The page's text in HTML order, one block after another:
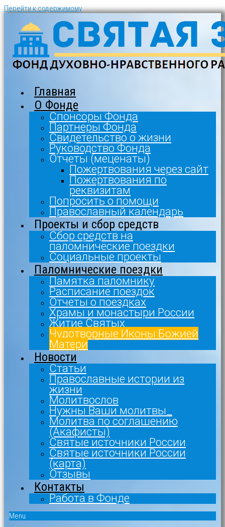
Перейти к содержимому
Главная
О Фонде
Спонсоры Фонда
Партнеры Фонда
Свидетельство о жизни
Руководство Фонда
Отчеты (меценаты)
Пожертвования через сайт
Пожертвования по
реквизитам
Попросить о помощи
Православный календарь
Проекты и сбор средств
Сбор средств на
паломнические поездки
Социальные проекты
Паломнические поездки
Памятка паломнику
Расписание поездок
Отчеты о поездках
Храмы и монастыри России
Житие Святых
Чудотворные Иконы Божией
Матери
Новости
Статьи
Православные истории из
жизни
Молитвослов
Нужны Ваши молитвы_
Молитва по соглашению
(Акафисты)
Святые источники России
Святые источники России
(карта)
Отзывы
Контакты
Работа в Фонде
Menu